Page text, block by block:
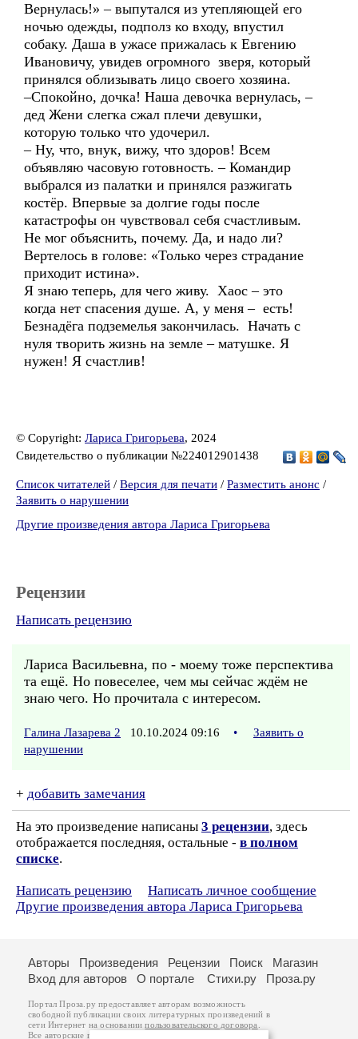
Вернулась!» – выпутался из утепляющей его
ночью одежды, подполз ко входу, впустил
собаку. Даша в ужасе прижалась к Евгению
Ивановичу, увидев огромного зверя, который
принялся облизывать лицо своего хозяина.
–Спокойно, дочка! Наша девочка вернулась, –
дед Жени слегка сжал плечи девушки,
которую только что удочерил.
– Ну, что, внук, вижу, что здоров! Всем
объявляю часовую готовность. – Командир
выбрался из палатки и принялся разжигать
костёр. Впервые за долгие годы после
катастрофы он чувствовал себя счастливым.
Не мог объяснить, почему. Да, и надо ли?
Вертелось в голове: «Только через страдание
приходит истина».
Я знаю теперь, для чего живу. Хаос – это
когда нет спасения душе. А, у меня – есть!
Безнадёга подземелья закончилась. Начать с
нуля творить жизнь на земле – матушке. Я
нужен! Я счастлив!
© Copyright: Лариса Григорьева, 2024
Свидетельство о публикации №224012901438
Список читателей / Версия для печати / Разместить анонс /
Заявить о нарушении
Другие произведения автора Лариса Григорьева
Рецензии
Написать рецензию
Лариса Васильевна, по - моему тоже перспектива
та ещё. Но повеселее, чем мы сейчас ждём не
знаю чего. Но прочитала с интересом.
Галина Лазарева 2 10.10.2024 09:16 •
Заявить о
нарушении
+ добавить замечания
На это произведение написаны 3 рецензии, здесь
отображается последняя, остальные - в полном
списке.
Написать рецензию
Написать личное сообщение
Другие произведения автора Лариса Григорьева
Авторы Произведения Рецензии Поиск
Магазин
Вход для авторов
О портале Стихи.ру Проза.ру
Портал Проза.ру предоставляет авторам возможность
свободной публикации своих литературных произведений в
сети Интернет на основаниипользовательского договора
Все авторские права на произведения принадлежат авторам